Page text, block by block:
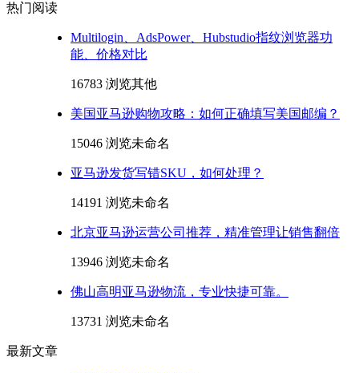
热门阅读
Multilogin、AdsPower、Hubstudio指纹浏览器功
能、价格对比
16783 浏览其他
美国亚马逊购物攻略：如何正确填写美国邮编？
15046 浏览未命名
亚马逊发货写错SKU，如何处理？
14191 浏览未命名
北京亚马逊运营公司推荐，精准管理让销售翻倍
13946 浏览未命名
佛山高明亚马逊物流，专业快捷可靠。
13731 浏览未命名
最新文章